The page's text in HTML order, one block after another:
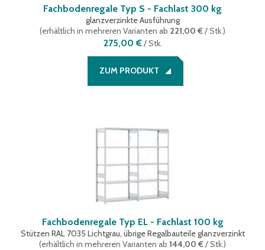
Fachbodenregale Typ S - Fachlast 300 kg
glanzverzinkte Ausführung
(erhältlich in mehreren Varianten ab 221,00 €/ Stk.)
275,00 €/Stk.
ZUM PRODUKT
Fachbodenregale Typ EL - Fachlast 100 kg
Stützen RAL 7035 Lichtgrau, übrige Regalbauteile glanzverzinkt
(erhältlich in mehreren Varianten ab 144,00 €/ Stk.)